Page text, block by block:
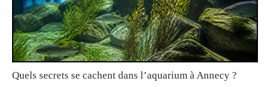
Quels secrets se cachent dans l’aquarium à Annecy ?